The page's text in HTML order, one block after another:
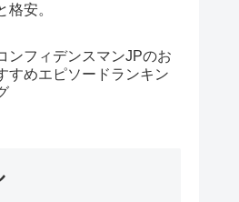
格安。
ンフィデンスマンJPのお
すめエピソードランキン